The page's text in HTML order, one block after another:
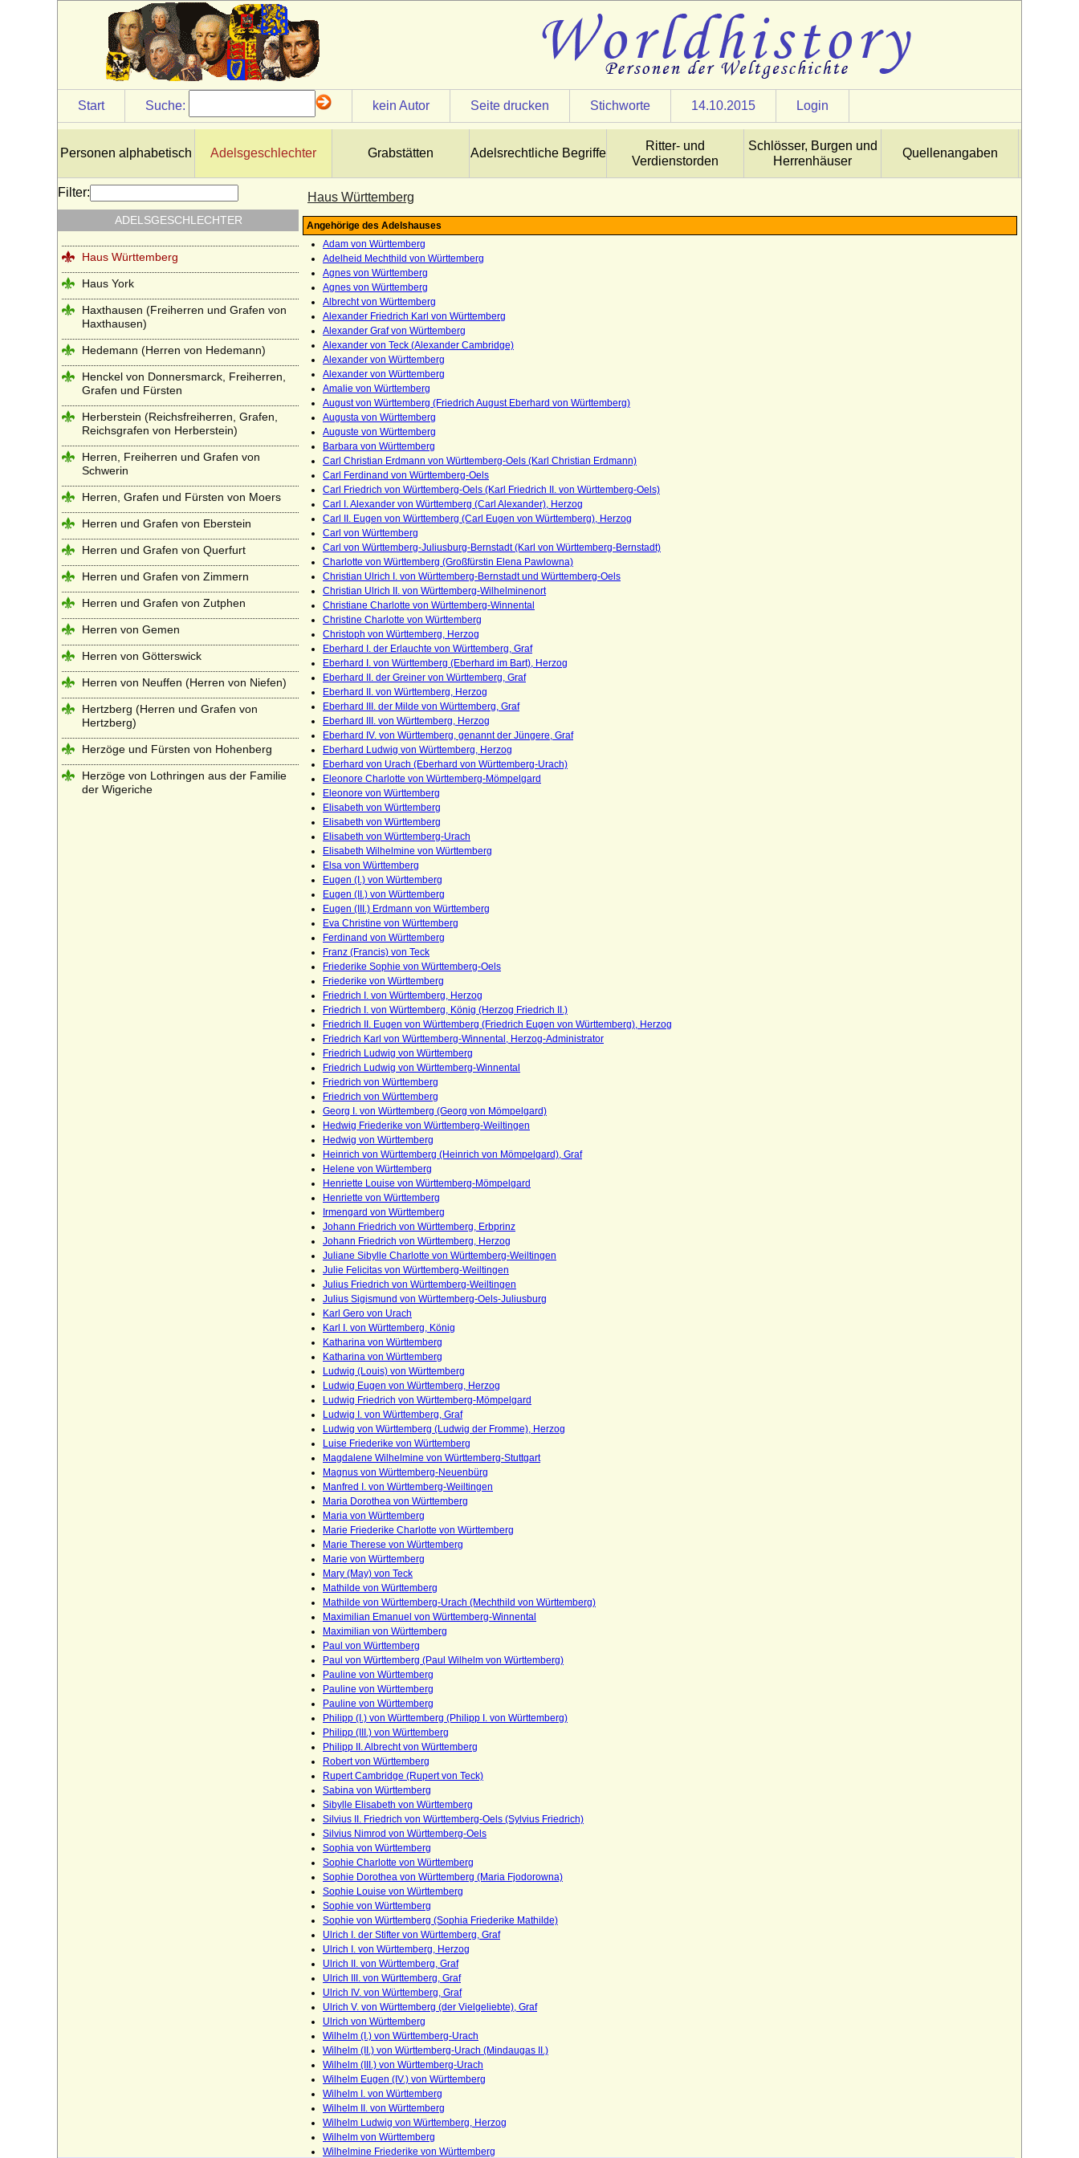
Start Suche: kein Autor Seite drucken Stichworte 14.10.2015 Login
Personen alphabetisch Adelsgeschlechter Grabstätten Adelsrechtliche Begriffe
Ritter- und
Verdienstorden
Schlösser, Burgen und
Herrenhäuser
Quellenangaben
Haus Württemberg
Angehörige des Adelshauses
Adam von Württemberg
Adelheid Mechthild von Württemberg
Agnes von Württemberg
Agnes von Württemberg
Albrecht von Württemberg
Alexander Friedrich Karl von Württemberg
Alexander Graf von Württemberg
Alexander von Teck (Alexander Cambridge)
Alexander von Württemberg
Alexander von Württemberg
Amalie von Württemberg
August von Württemberg (Friedrich August Eberhard von Württemberg)
Augusta von Württemberg
Auguste von Württemberg
Barbara von Württemberg
Carl Christian Erdmann von Württemberg-Oels (Karl Christian Erdmann)
Carl Ferdinand von Württemberg-Oels
Carl Friedrich von Württemberg-Oels (Karl Friedrich II. von Württemberg-Oels)
Carl I. Alexander von Württemberg (Carl Alexander), Herzog
Carl II. Eugen von Württemberg (Carl Eugen von Württemberg), Herzog
Carl von Württemberg
Carl von Württemberg-Juliusburg-Bernstadt (Karl von Württemberg-Bernstadt)
Charlotte von Württemberg (Großfürstin Elena Pawlowna)
Christian Ulrich I. von Württemberg-Bernstadt und Württemberg-Oels
Christian Ulrich II. von Württemberg-Wilhelminenort
Christiane Charlotte von Württemberg-Winnental
Christine Charlotte von Württemberg
Christoph von Württemberg, Herzog
Eberhard I. der Erlauchte von Württemberg, Graf
Eberhard I. von Württemberg (Eberhard im Bart), Herzog
Eberhard II. der Greiner von Württemberg, Graf
Eberhard II. von Württemberg, Herzog
Eberhard III. der Milde von Württemberg, Graf
Eberhard III. von Württemberg, Herzog
Eberhard IV. von Württemberg, genannt der Jüngere, Graf
Eberhard Ludwig von Württemberg, Herzog
Eberhard von Urach (Eberhard von Württemberg-Urach)
Eleonore Charlotte von Württemberg-Mömpelgard
Eleonore von Württemberg
Elisabeth von Württemberg
Elisabeth von Württemberg
Elisabeth von Württemberg-Urach
Elisabeth Wilhelmine von Württemberg
Elsa von Württemberg
Eugen (I.) von Württemberg
Eugen (II.) von Württemberg
Eugen (III.) Erdmann von Württemberg
Eva Christine von Württemberg
Ferdinand von Württemberg
Franz (Francis) von Teck
Friederike Sophie von Württemberg-Oels
Friederike von Württemberg
Friedrich I. von Württemberg, Herzog
Friedrich I. von Württemberg, König (Herzog Friedrich II.)
Friedrich II. Eugen von Württemberg (Friedrich Eugen von Württemberg), Herzog
Friedrich Karl von Württemberg-Winnental, Herzog-Administrator
Friedrich Ludwig von Württemberg
Friedrich Ludwig von Württemberg-Winnental
Friedrich von Württemberg
Friedrich von Württemberg
Georg I. von Württemberg (Georg von Mömpelgard)
Hedwig Friederike von Württemberg-Weiltingen
Hedwig von Württemberg
Heinrich von Württemberg (Heinrich von Mömpelgard), Graf
Helene von Württemberg
Henriette Louise von Württemberg-Mömpelgard
Henriette von Württemberg
Irmengard von Württemberg
Johann Friedrich von Württemberg, Erbprinz
Johann Friedrich von Württemberg, Herzog
Juliane Sibylle Charlotte von Württemberg-Weiltingen
Julie Felicitas von Württemberg-Weiltingen
Julius Friedrich von Württemberg-Weiltingen
Julius Sigismund von Württemberg-Oels-Juliusburg
Karl Gero von Urach
Karl I. von Württemberg, König
Katharina von Württemberg
Katharina von Württemberg
Ludwig (Louis) von Württemberg
Ludwig Eugen von Württemberg, Herzog
Ludwig Friedrich von Württemberg-Mömpelgard
Ludwig I. von Württemberg, Graf
Ludwig von Württemberg (Ludwig der Fromme), Herzog
Luise Friederike von Württemberg
Magdalene Wilhelmine von Württemberg-Stuttgart
Magnus von Württemberg-Neuenbürg
Manfred I. von Württemberg-Weiltingen
Maria Dorothea von Württemberg
Maria von Württemberg
Marie Friederike Charlotte von Württemberg
Marie Therese von Württemberg
Marie von Württemberg
Mary (May) von Teck
Mathilde von Württemberg
Mathilde von Württemberg-Urach (Mechthild von Württemberg)
Maximilian Emanuel von Württemberg-Winnental
Maximilian von Württemberg
Paul von Württemberg
Paul von Württemberg (Paul Wilhelm von Württemberg)
Pauline von Württemberg
Pauline von Württemberg
Pauline von Württemberg
Philipp (I.) von Württemberg (Philipp I. von Württemberg)
Philipp (III.) von Württemberg
Philipp II. Albrecht von Württemberg
Robert von Württemberg
Rupert Cambridge (Rupert von Teck)
Sabina von Württemberg
Sibylle Elisabeth von Württemberg
Silvius II. Friedrich von Württemberg-Oels (Sylvius Friedrich)
Silvius Nimrod von Württemberg-Oels
Sophia von Württemberg
Sophie Charlotte von Württemberg
Sophie Dorothea von Württemberg (Maria Fjodorowna)
Sophie Louise von Württemberg
Sophie von Württemberg
Sophie von Württemberg (Sophia Friederike Mathilde)
Ulrich I. der Stifter von Württemberg, Graf
Ulrich I. von Württemberg, Herzog
Ulrich II. von Württemberg, Graf
Ulrich III. von Württemberg, Graf
Ulrich IV. von Württemberg, Graf
Ulrich V. von Württemberg (der Vielgeliebte), Graf
Ulrich von Württemberg
Wilhelm (I.) von Württemberg-Urach
Wilhelm (II.) von Württemberg-Urach (Mindaugas II.)
Wilhelm (III.) von Württemberg-Urach
Wilhelm Eugen (IV.) von Württemberg
Wilhelm I. von Württemberg
Wilhelm II. von Württemberg
Wilhelm Ludwig von Württemberg, Herzog
Wilhelm von Württemberg
Wilhelmine Friederike von Württemberg
Filter:
ADELSGESCHLECHTER
Haus Visconti
Haus Waldburg
Haus Waldeck
Flamenses)
Haus Wevelinghoven
Haus Wied
Haus Windsor (ehemals Sachsen-Coburg
und Gotha)
Haus Württemberg
Haus York
Haxthausen (Freiherren und Grafen von
Haxthausen)
Hedemann (Herren von Hedemann)
Henckel von Donnersmarck, Freiherren,
Grafen und Fürsten
Herberstein (Reichsfreiherren, Grafen,
Reichsgrafen von Herberstein)
Herren, Freiherren und Grafen von
Schwerin
Herren, Grafen und Fürsten von Moers
Herren und Grafen von Eberstein
Herren und Grafen von Querfurt
Herren und Grafen von Zimmern
Herren und Grafen von Zutphen
Herren von Gemen
Herren von Götterswick
Herren von Neuffen (Herren von Niefen)
Hertzberg (Herren und Grafen von
Hertzberg)
Herzöge und Fürsten von Hohenberg
Herzöge von Lothringen aus der Familie
der Wigeriche